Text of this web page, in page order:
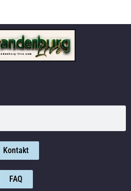
Kontakt
FAQ